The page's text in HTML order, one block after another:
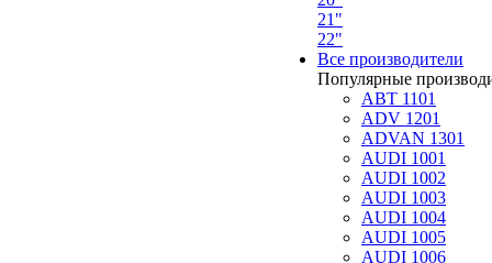
21"
22"
Все производители
Популярные
ABT 1101
ADV 1201
ADVAN 1301
AUDI 1001
AUDI 1002
AUDI 1003
AUDI 1004
AUDI 1005
AUDI 1006